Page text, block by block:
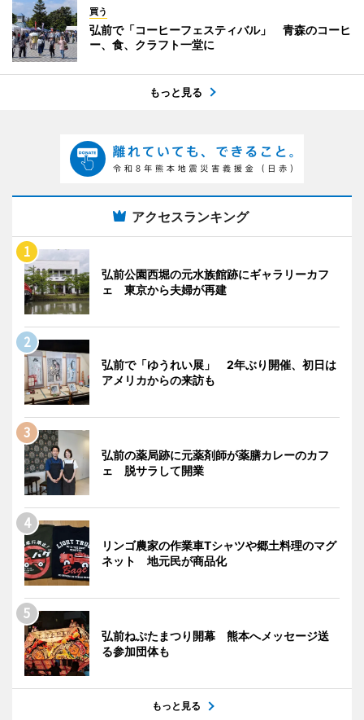
買う
弘前で「コーヒーフェスティバル」 青森のコーヒ
ー、食、クラフト一堂に
もっと見る
アクセスランキング
弘前公園西堀の元水族館跡にギャラリーカフ
ェ 東京から夫婦が再建
弘前で「ゆうれい展」 2年ぶり開催、初日は
アメリカからの来訪も
弘前の薬局跡に元薬剤師が薬膳カレーのカフ
ェ 脱サラして開業
リンゴ農家の作業車Tシャツや郷土料理のマグ
ネット 地元民が商品化
弘前ねぷたまつり開幕 熊本へメッセージ送
る参加団体も
もっと見る